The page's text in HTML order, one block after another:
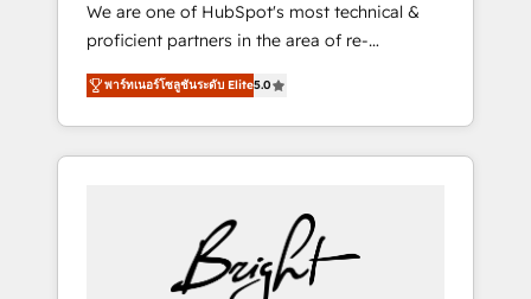
We are one of HubSpot's most technical &
proficient partners in the area of re-
platforming, website design & development.
We specialize in multi-hub implementations
for mid-market & enterprise companies. We
are woman-owned, powered by coffee, and
Impact Award 🏆2022 Technical Expertise
Impact Award 🏆2022 Platform Migration
พาร์ทเนอร์โซลูชันระดับ Elite5.0